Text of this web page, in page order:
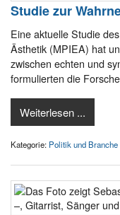
Studie zur
Eine aktuelle Studie
Ästhetik (MPIEA) hat
zwischen echten und
formulierten die
Weiterlesen ...
Kategorie: Politik und Branche